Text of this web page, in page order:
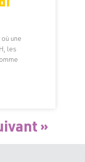
où une
les
»